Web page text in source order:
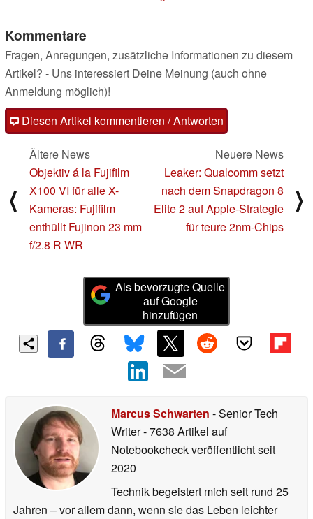
Kommentare
Fragen, Anregungen, zusätzliche Informationen zu diesem
Artikel? - Uns interessiert Deine Meinung (auch ohne
Anmeldung möglich)!
Diesen Artikel kommentieren / Antworten
⟨
Ältere News
Objektiv á la Fujifilm
X100 VI für alle X-
Kameras: Fujifilm
enthüllt Fujinon 23 mm
f/2.8 R WR
Neuere News
Leaker: Qualcomm setzt
nach dem Snapdragon 8
Elite 2 auf Apple-Strategie
für teure 2nm-Chips
⟩
Als bevorzugte Quelle
auf Google
hinzufügen
Marcus Schwarten - Senior Tech
Writer- 7638 Artikel auf
Notebookcheck veröffentlichtseit
2020
Technik begeistert mich seit rund 25
Jahren – vor allem dann, wenn sie das Leben leichter